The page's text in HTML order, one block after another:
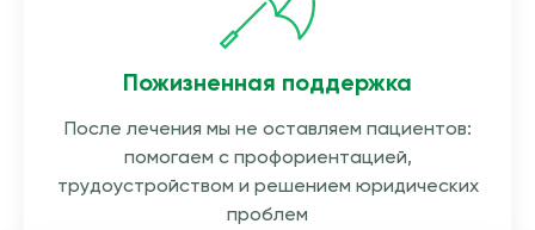
Пожизненная поддержка
После лечения мы не оставляем пациентов:
помогаем с профориентацией,
трудоустройством и решением юридических
проблем